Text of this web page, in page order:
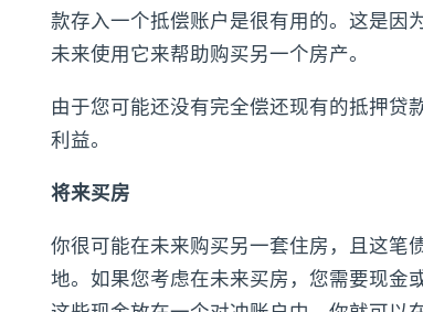
款存入一个抵偿账户是很有用的。这是因
未来使用它来帮助购买另一个房产。
由于您可能还没有完全偿还现有的抵押贷
利益。
将来买房
你很可能在未来购买另一套住房，且这笔
地。如果您考虑在未来买房，您需要现金